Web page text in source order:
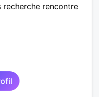
rencontre